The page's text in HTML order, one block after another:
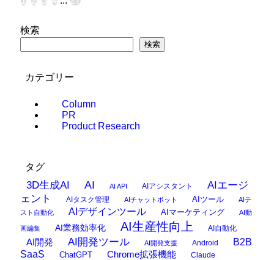
検索
検索
カテゴリー
Column
PR
Product Research
タグ
3D生成AI AI AI API AIアシスタント
AIエージ
ェント
AIタスク管理 AIチャットボット AIツール
AIテ
スト自動化
AIデザインツール AIマーケティング AI動
画編集 AI業務効率化 AI生産性向上 AI自動化
AI開発 AI開発ツール AI開発支援 Android
B2B
SaaS
ChatGPT Chrome拡張機能 Claude